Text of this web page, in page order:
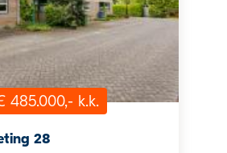
485.000,- k.k.
28